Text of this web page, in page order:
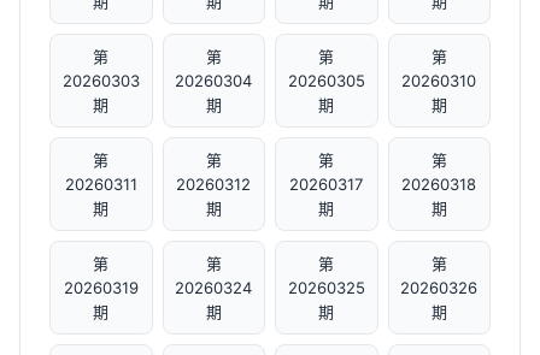
第
20260303
期
第
20260304
期
第
20260305
期
第
20260310
期
第
20260311
期
第
20260312
期
第
20260317
期
第
20260318
期
第
20260319
期
第
20260324
期
第
20260325
期
第
20260326
期